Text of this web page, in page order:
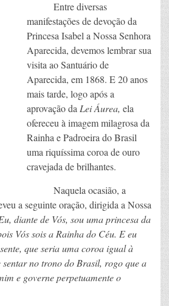
Entre diversas
manifestações de devoção da
Princesa Isabel a Nossa Senhora
Aparecida, devemos lembrar sua
visita ao Santuário de
Aparecida, em 1868. E 20 anos
mais tarde, logo após a
aprovação da Lei Áurea, ela
ofereceu à imagem milagrosa da
Rainha e Padroeira do Brasil
uma riquíssima coroa de ouro
cravejada de brilhantes.
Naquela ocasião, a
a seguinte oração, dirigida a Nossa
diante de Vós, sou uma princesa da
Vós sois a Rainha do Céu. E eu
que seria uma coroa igual à
sentar no trono do Brasil, rogo que a
e governe perpetuamente o